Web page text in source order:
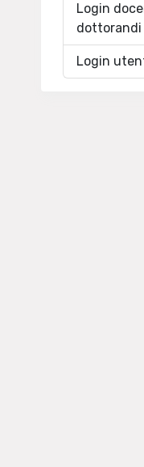
Login
dottorandi
Login